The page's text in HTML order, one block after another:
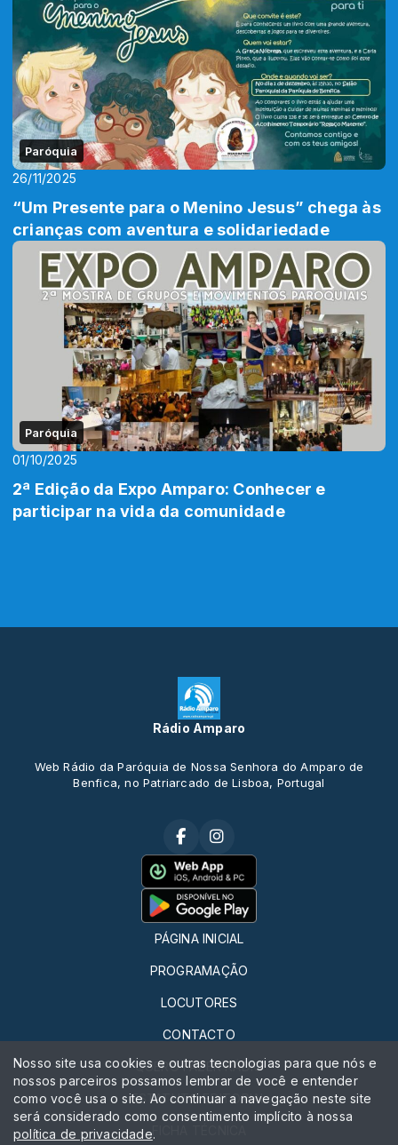
Paróquia
26/11/2025
“Um Presente para o Menino Jesus” chega às
crianças com aventura e solidariedade
Paróquia
01/10/2025
2ª Edição da Expo Amparo: Conhecer e
participar na vida da comunidade
Rádio Amparo
Web Rádio da Paróquia de Nossa Senhora do Amparo de
Benfica, no Patriarcado de Lisboa, Portugal
PÁGINA INICIAL
PROGRAMAÇÃO
LOCUTORES
CONTACTO
QUERO FAZER RÁDIO
ESTATUTO EDITORIAL
FICHA TÉCNICA
Nosso site usa cookies e outras tecnologias para que nós e
nossos parceiros possamos lembrar de você e entender
como você usa o site. Ao continuar a navegação neste site
será considerado como consentimento implícito à nossa
política de privacidade.